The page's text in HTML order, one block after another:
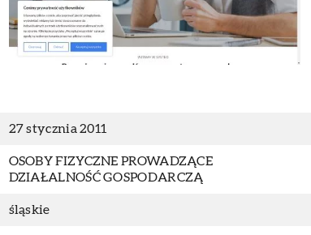
27 stycznia 2011
OSOBY FIZYCZNE PROWADZĄCE
DZIAŁALNOŚĆ GOSPODARCZĄ
śląskie